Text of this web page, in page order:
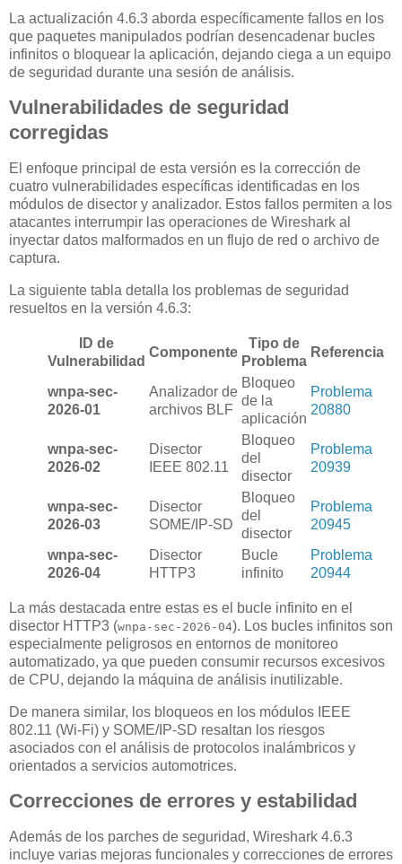
La actualización 4.6.3 aborda específicamente fallos en los
que paquetes manipulados podrían desencadenar bucles
infinitos o bloquear la aplicación, dejando ciega a un equipo
de seguridad durante una sesión de análisis.
Vulnerabilidades de seguridad
corregidas
El enfoque principal de esta versión es la corrección de
cuatro vulnerabilidades específicas identificadas en los
módulos de disector y analizador. Estos fallos permiten a los
atacantes interrumpir las operaciones de Wireshark al
inyectar datos malformados en un flujo de red o archivo de
captura.
La siguiente tabla detalla los problemas de seguridad
resueltos en la versión 4.6.3:
ID de
Vulnerabilidad
Componente
Tipo de
Problema
Referencia
wnpa-sec-
2026-01
Analizador de
archivos BLF
Bloqueo
de la
aplicación
Problema
20880
wnpa-sec-
2026-02
Disector
IEEE 802.11
Bloqueo
del
disector
Problema
20939
wnpa-sec-
2026-03
Disector
SOME/IP-SD
Bloqueo
del
disector
Problema
20945
wnpa-sec-
2026-04
Disector
HTTP3
Bucle
infinito
Problema
20944
La más destacada entre estas es el bucle infinito en el
disector HTTP3 (wnpa-sec-2026-04). Los bucles infinitos son
especialmente peligrosos en entornos de monitoreo
automatizado, ya que pueden consumir recursos excesivos
de CPU, dejando la máquina de análisis inutilizable.
De manera similar, los bloqueos en los módulos IEEE
802.11 (Wi-Fi) y SOME/IP-SD resaltan los riesgos
asociados con el análisis de protocolos inalámbricos y
orientados a servicios automotrices.
Correcciones de errores y estabilidad
Además de los parches de seguridad, Wireshark 4.6.3
incluye varias mejoras funcionales y correcciones de errores